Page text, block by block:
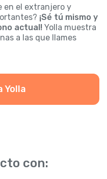
en el extranjero y
¡Sé tú mismo y
actual! Yolla muestra
a las que llames
Yolla
con: